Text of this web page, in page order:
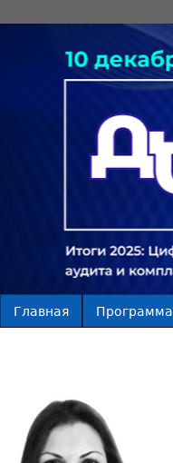
Главная Программа